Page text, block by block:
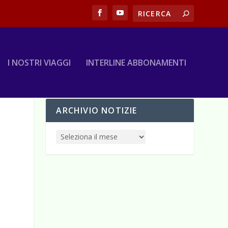
I NOSTRI VIAGGI INTERLINE ABBONAMENTI
ARCHIVIO NOTIZIE